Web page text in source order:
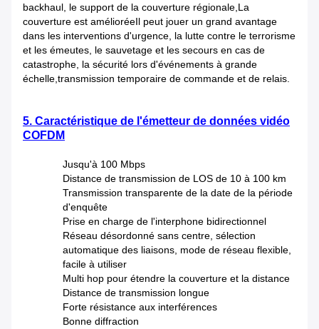
backhaul, le support de la couverture régionale,La
couverture est amélioréeIl peut jouer un grand avantage
dans les interventions d'urgence, la lutte contre le terrorisme
et les émeutes, le sauvetage et les secours en cas de
catastrophe, la sécurité lors d'événements à grande
échelle,transmission temporaire de commande et de relais.
5. Caractéristique de l'émetteur de données vidéo
COFDM
Jusqu'à 100 Mbps
Distance de transmission de LOS de 10 à 100 km
Transmission transparente de la date de la période
d'enquête
Prise en charge de l'interphone bidirectionnel
Réseau désordonné sans centre, sélection
automatique des liaisons, mode de réseau flexible,
facile à utiliser
Multi hop pour étendre la couverture et la distance
Distance de transmission longue
Forte résistance aux interférences
Bonne diffraction